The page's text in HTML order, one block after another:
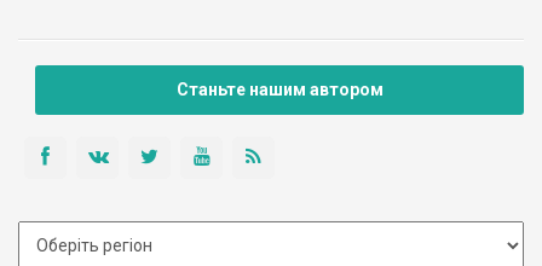
Станьте нашим автором